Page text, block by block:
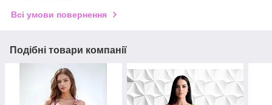
Всі умови повернення
Подібні товари компанії